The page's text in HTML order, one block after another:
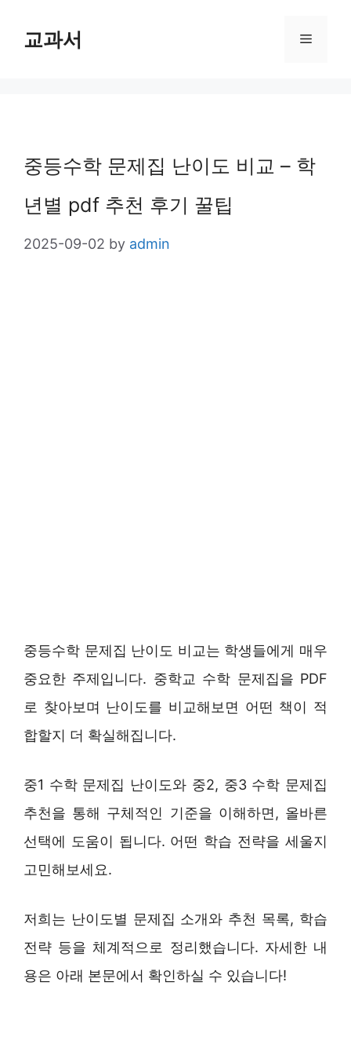
교과서 Menu
중등수학 문제집 난이도 비교 – 학
년별 pdf 추천 후기 꿀팁
2025-09-02 by admin
중등수학 문제집 난이도 비교는 학생들에게 매우
중요한 주제입니다. 중학교 수학 문제집을 PDF
로 찾아보며 난이도를 비교해보면 어떤 책이 적
합할지 더 확실해집니다.
중1 수학 문제집 난이도와 중2, 중3 수학 문제집
추천을 통해 구체적인 기준을 이해하면, 올바른
선택에 도움이 됩니다. 어떤 학습 전략을 세울지
고민해보세요.
저희는 난이도별 문제집 소개와 추천 목록, 학습
전략 등을 체계적으로 정리했습니다. 자세한 내
용은 아래 본문에서 확인하실 수 있습니다!